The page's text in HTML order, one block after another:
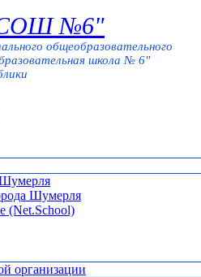
№6"
общеобразовательного
школа № 6"
Шумерля
(Net.School)
организации